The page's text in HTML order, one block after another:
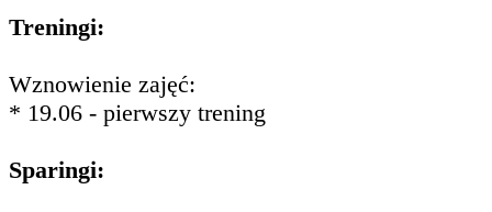
Treningi:
Wznowienie zajęć:
* 19.06 - pierwszy trening
Sparingi: